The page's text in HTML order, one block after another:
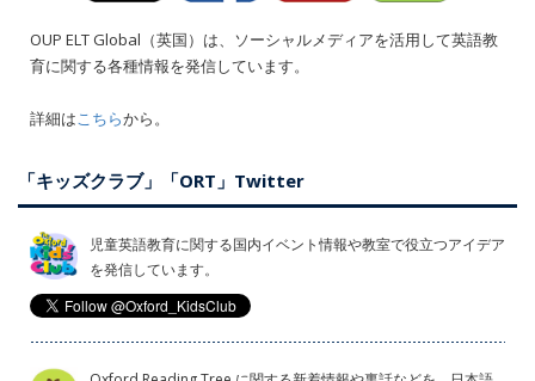
OUP ELT Global（英国）は、ソーシャルメディアを活用して英語教
育に関する各種情報を発信しています。
詳細はこちらから。
「キッズクラブ」「ORT」Twitter
児童英語教育に関する国内イベント情報や教室で役立つアイデア
を発信しています。